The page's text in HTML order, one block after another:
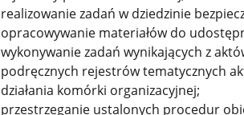
realizowanie zadań w dziedzinie
opracowywanie materiałów do
wykonywanie zadań wynikających z
podręcznych rejestrów tematycznych
działania komórki organizacyjnej;
przestrzeganie ustalonych procedur